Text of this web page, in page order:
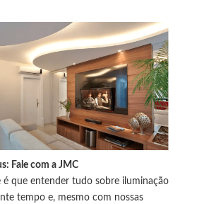
Fale com a JMC
é que entender tudo sobre iluminação
tempo e, mesmo com nossas